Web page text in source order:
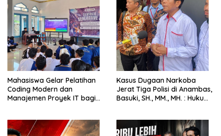
Mahasiswa Gelar Pelatihan
Coding Modern dan
Manajemen Proyek IT bagi
Kasus Dugaan Narkoba
Jerat Tiga Polisi di Anambas,
Basuki, SH., MM., MH. : Hukum